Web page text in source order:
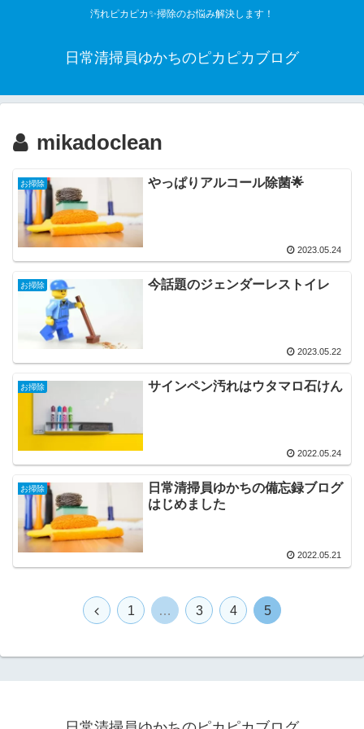
汚れピカピカ✨掃除のお悩み解決します！
日常清掃員ゆかちのピカピカブログ
mikadoclean
お掃除 やっぱりアルコール除菌🌟
2023.05.24
お掃除 今話題のジェンダーレストイレ
2023.05.22
お掃除 サインペン汚れはウタマロ石けん
2022.05.24
お掃除
日常清掃員ゆかちの備忘録ブログ
はじめました
2022.05.21
前
1 … 3 4 5